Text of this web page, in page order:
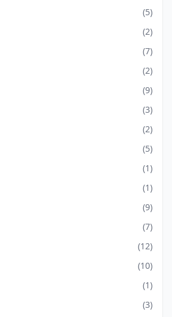
(5)
(2)
(7)
(2)
(9)
(3)
(2)
(5)
(1)
(1)
(9)
(7)
(12)
(10)
(1)
(3)